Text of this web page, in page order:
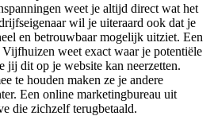
weet je altijd direct wat het
wil je uiteraard ook dat je
en betrouwbaar mogelijk uitziet. Een
weet exact waar je potentiële
jij dit op je website kan neerzetten.
te houden maken ze je andere
Een online marketingbureau uit
die zichzelf terugbetaald.